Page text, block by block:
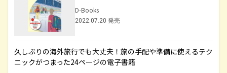
D-Books
2022.07.20 発売
久しぶりの海外旅行でも大丈夫！旅の手配や準備に使えるテク
ニックがつまった24ページの電子書籍